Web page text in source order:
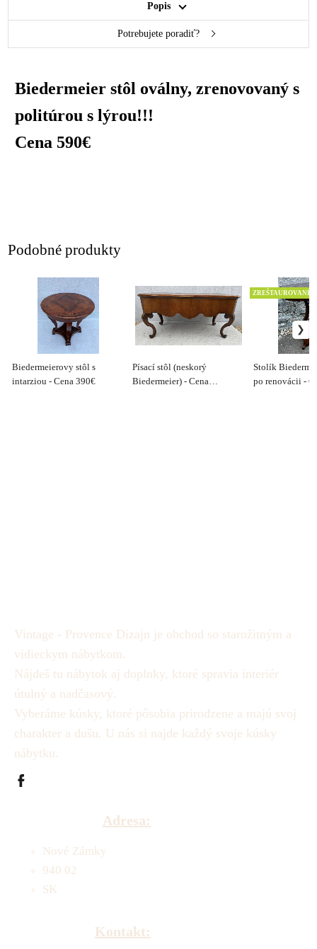
Popis
Potrebujete poradiť?
Biedermeier stôl oválny, zrenovovaný s
politúrou s lýrou!!!
Cena 590€
Podobné produkty
Biedermeierovy stôl s
intarziou - Cena 390€
Písací stôl (neskorý
Biedermeier) - Cena
Stolík
po renovácii -
ZREŠTAUROVANÉ
Vintage - Provence Dizajn je obchod so starožitným a
vidieckym nábytkom.
Nájdeš tu nábytok aj doplnky, ktoré spravia interiér
útulný a nadčasový.
Vyberáme kúsky, ktoré pôsobia prirodzene a majú svoj
charakter a dušu. U nás si najde každý svoje kúsky
nábytku.
Adresa:
Nové Zámky
940 02
SK
Kontakt: